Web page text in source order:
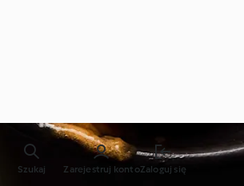
Zarejestruj kontoZaloguj się
Szukaj